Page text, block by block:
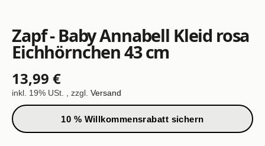
Zapf - Baby Annabell Kleid rosa
Eichhörnchen 43 cm
13,99 €
inkl. 19% USt. , zzgl. Versand
10 % Willkommensrabatt sichern